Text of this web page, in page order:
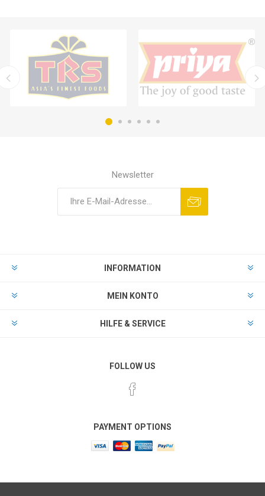
Newsletter
INFORMATION
MEIN KONTO
HILFE & SERVICE
FOLLOW US
PAYMENT OPTIONS